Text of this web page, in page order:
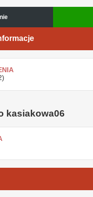
kasiakowa06